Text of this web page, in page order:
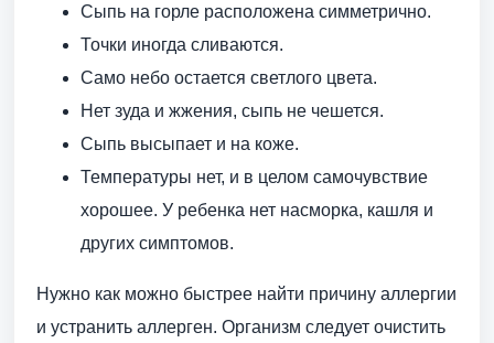
Сыпь на горле расположена симметрично.
Точки иногда сливаются.
Само небо остается светлого цвета.
Нет зуда и жжения, сыпь не чешется.
Сыпь высыпает и на коже.
Температуры нет, и в целом самочувствие
хорошее. У ребенка нет насморка, кашля и
других симптомов.
Нужно как можно быстрее найти причину аллергии
и устранить аллерген. Организм следует очистить